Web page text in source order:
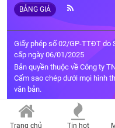
BẢNG GIÁ
Giấy phép số 02/GP-TTĐT do
cấp ngày 06/01/2025
Bản quyền thuộc về Công ty
Cấm sao chép dưới mọi hình
văn bản.
Trang chủ Tin hot